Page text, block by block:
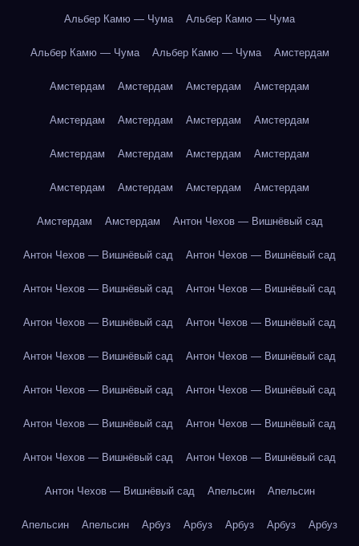
Альбер Камю — Чума Альбер Камю — Чума
Альбер Камю — Чума Альбер Камю — Чума Амстердам
Амстердам Амстердам Амстердам Амстердам
Амстердам Амстердам Амстердам Амстердам
Амстердам Амстердам Амстердам Амстердам
Амстердам Амстердам Амстердам Амстердам
Амстердам Амстердам Антон Чехов — Вишнёвый сад
Антон Чехов — Вишнёвый сад Антон Чехов — Вишнёвый сад
Антон Чехов — Вишнёвый сад Антон Чехов — Вишнёвый сад
Антон Чехов — Вишнёвый сад Антон Чехов — Вишнёвый сад
Антон Чехов — Вишнёвый сад Антон Чехов — Вишнёвый сад
Антон Чехов — Вишнёвый сад Антон Чехов — Вишнёвый сад
Антон Чехов — Вишнёвый сад Антон Чехов — Вишнёвый сад
Антон Чехов — Вишнёвый сад Антон Чехов — Вишнёвый сад
Антон Чехов — Вишнёвый сад Апельсин Апельсин
Апельсин Апельсин Арбуз Арбуз Арбуз Арбуз Арбуз